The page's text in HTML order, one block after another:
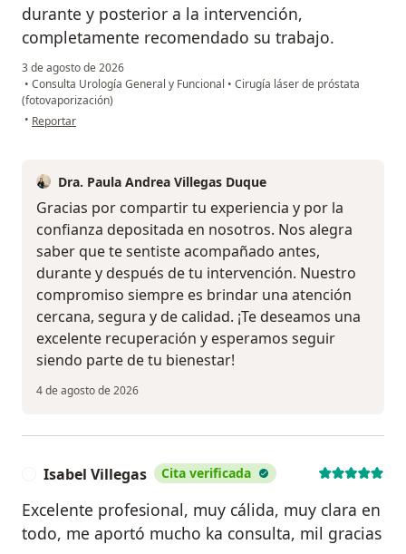
durante y posterior a la intervención,
completamente recomendado su trabajo.
3 de agosto de 2026
• Consulta Urología General y Funcional • Cirugía láser de próstata
(fotovaporización)
• en opinión del usuario Diego Gómez Escobar
Reportar
Dra. Paula Andrea Villegas Duque
Gracias por compartir tu experiencia y por la
confianza depositada en nosotros. Nos alegra
saber que te sentiste acompañado antes,
durante y después de tu intervención. Nuestro
compromiso siempre es brindar una atención
cercana, segura y de calidad. ¡Te deseamos una
excelente recuperación y esperamos seguir
siendo parte de tu bienestar!
4 de agosto de 2026
Isabel Villegas Cita verificada
Excelente profesional, muy cálida, muy clara en
todo, me aportó mucho ka consulta, mil gracias